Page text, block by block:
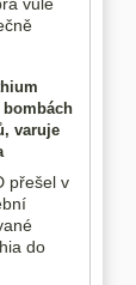
varuje
přešel v
do